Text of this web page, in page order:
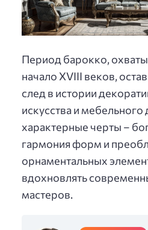
Период барокко,
начало XVIII веков,
след в истории
искусства и мебельного
характерные черты –
гармония форм и
орнаментальных
вдохновлять
мастеров.